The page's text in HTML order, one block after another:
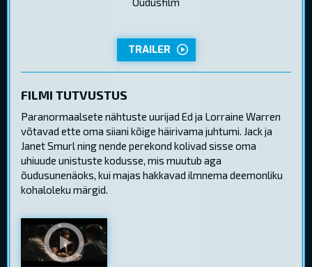
TRAILER
FILMI TUTVUSTUS
Paranormaalsete nähtuste uurijad Ed ja Lorraine Warren
võtavad ette oma siiani kõige häirivama juhtumi. Jack ja
Janet Smurl ning nende perekond kolivad sisse oma
uhiuude unistuste kodusse, mis muutub aga
õudusunenäoks, kui majas hakkavad ilmnema deemonliku
kohaloleku märgid.